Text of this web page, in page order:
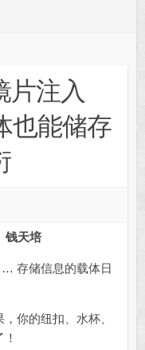
片注入
也能储存
钱天培
存储信息的载体日
你的纽扣、水杯、